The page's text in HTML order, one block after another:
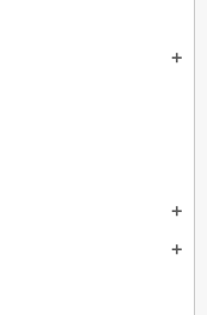
add
add
add